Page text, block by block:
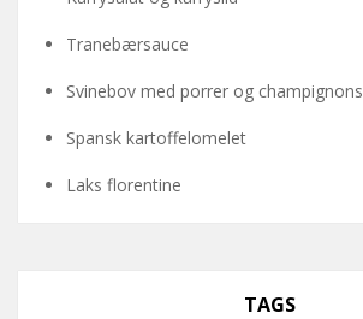
Tranebærsauce
Svinebov med porrer og champignons
Spansk kartoffelomelet
Laks florentine
TAGS